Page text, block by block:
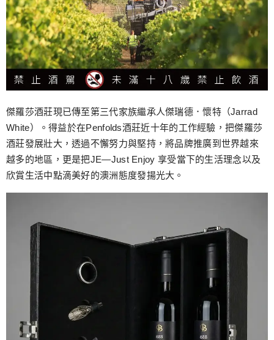
傑羅莎酒莊現已傳至第三代家族繼承人傑瑞德．懷特（Jarrad
White）。得益於在Penfolds酒莊近十年的工作經驗，把傑羅莎
酒莊發展壯大，透過不懈努力與堅持，將品牌推廣到世界越來
越多的地區，更是把JE—Just Enjoy 享受當下的生活理念以及
欣賞生活中點滴美好的澳洲態度發揚光大。